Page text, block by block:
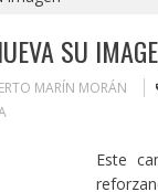
SU
MARÍN MORÁN
Este